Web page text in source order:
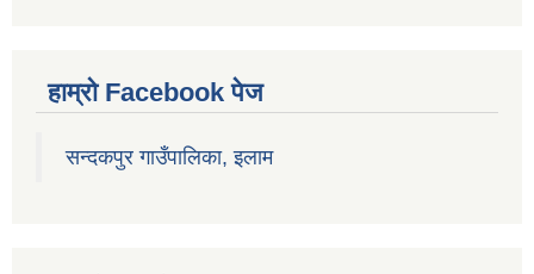
हाम्रो Facebook पेज
सन्दकपुर गाउँपालिका, इलाम